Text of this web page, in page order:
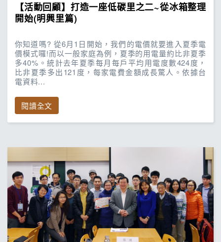
【活動回顧】打造一座低碳里之二~從冰箱整理
開始(明興里篇)
你知道嗎? 從6月1日開始，我們的電價就要進入夏季電
價模式囉!而以一般家庭為例，夏季的用電量約比非夏季
多40%。統計去年夏季每月每戶平均用電度數424度，
比非夏季多出121度，每家電費金額成長驚人。依據台
電資料...
閱讀全文